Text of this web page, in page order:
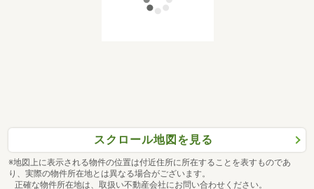
スクロール地図を見る
※地図上に表示される物件の位置は付近住所に所在することを表すものであ
り、実際の物件所在地とは異なる場合がございます。
正確な物件所在地は、取扱い不動産会社にお問い合わせください。